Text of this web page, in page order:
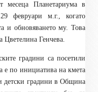
месеца Планетариума в
февруари м.г., когато
и обновяването му. Това
Цветелина Генчева.
градини са посетили
е по инициатива на кмета
градини в Община